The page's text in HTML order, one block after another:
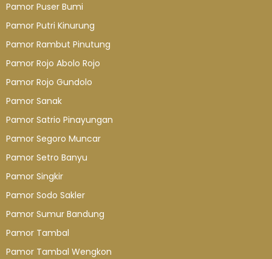
Pamor Puser Bumi
Pamor Putri Kinurung
Pamor Rambut Pinutung
Pamor Rojo Abolo Rojo
Pamor Rojo Gundolo
Pamor Sanak
Pamor Satrio Pinayungan
Pamor Segoro Muncar
Pamor Setro Banyu
Pamor Singkir
Pamor Sodo Sakler
Pamor Sumur Bandung
Pamor Tambal
Pamor Tambal Wengkon